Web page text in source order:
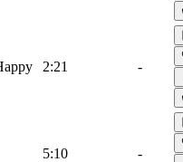
2:21 -
5:10 -